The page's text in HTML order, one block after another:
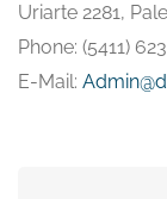
Uriarte 2281,
Phone: (5411)
E-Mail: